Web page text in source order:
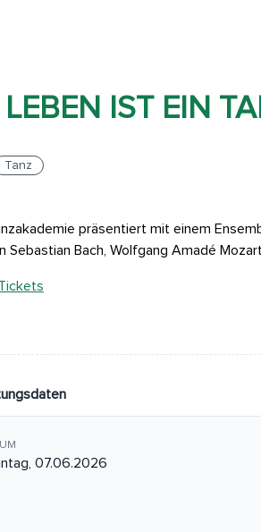
LEBEN IST EIN
Tanz
präsentiert mit einem
Sebastian Bach, Wolfgang Amadé
07.06.2026